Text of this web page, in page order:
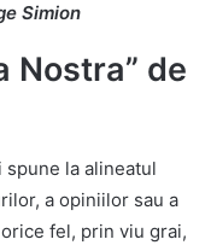
Simion
Nostra” de
la alineatul
a opiniilor sau a
fel, prin viu grai,